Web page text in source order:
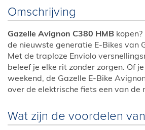
Omschrijving
Gazelle Avignon C380 HMB
de nieuwste generatie E-Bikes van
Met de traploze Enviolo
beleef je elke rit zonder zorgen. Of
weekend, de Gazelle E-Bike
over de elektrische fiets een van de
Wat zijn de voordelen